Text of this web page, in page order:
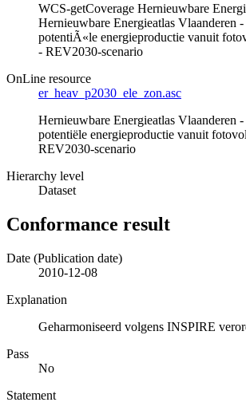
WCS-getCoverage Hernieuwbare
Hernieuwbare Energieatlas Vlaanderen
potentiÃ«le energieproductie vanuit
- REV2030-scenario
OnLine resource
er_heav_p2030_ele_zon.asc
Hernieuwbare Energieatlas Vlaanderen
potentiële energieproductie vanuit
REV2030-scenario
Hierarchy level
Dataset
Conformance result
Date (Publication date)
2010-12-08
Explanation
Geharmoniseerd volgens INSPIRE
Pass
No
Statement